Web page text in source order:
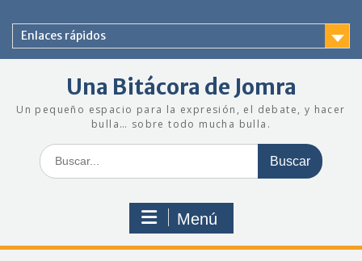
contenido
Enlaces rápidos
Una Bitácora de Jomra
Un pequeño espacio para la expresión, el debate, y hacer
bulla… sobre todo mucha bulla.
Buscar:
Menú